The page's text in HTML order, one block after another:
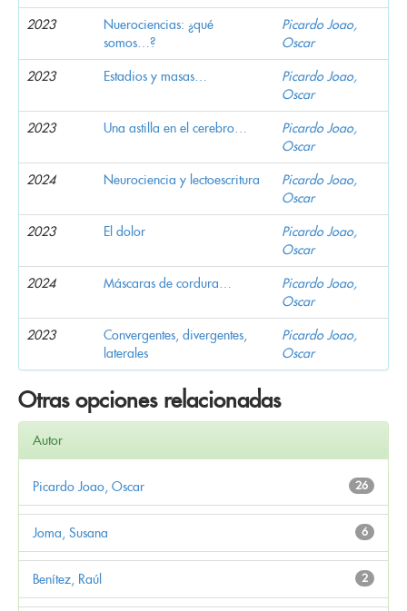
2023
Nuerociencias: ¿qué
somos…?
Picardo Joao,
Oscar
2023 Estadios y masas…
Picardo Joao,
Oscar
2023 Una astilla en el cerebro…
Picardo Joao,
Oscar
2024 Neurociencia y lectoescritura
Picardo Joao,
Oscar
2023 El dolor
Picardo Joao,
Oscar
2024 Máscaras de cordura…
Picardo Joao,
Oscar
2023
Convergentes, divergentes,
laterales
Picardo Joao,
Oscar
Otras opciones relacionadas
Autor
26
Picardo Joao, Oscar
6
Joma, Susana
2
Benítez, Raúl